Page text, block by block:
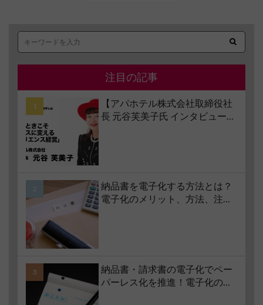
注目の記事
【アパホテル株式会社取締役社
長 元谷芙美子氏 インタビュー】
納品書を電子化する方法とは？
電子化のメリット、方法、注意
納品書・請求書の電子化でペー
パーレス化を推進！電子化の要